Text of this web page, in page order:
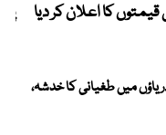
کا اعلان کر دیا
دریاؤں میں طغیانی کا خدشہ،